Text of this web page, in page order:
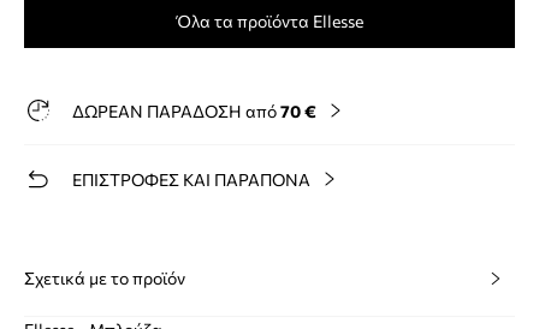
Όλα τα προϊόντα Ellesse
ΔΩΡΕΑΝ ΠΑΡΑΔΟΣΗ από70 €
ΕΠΙΣΤΡΟΦΕΣ ΚΑΙ ΠΑΡΑΠΟΝΑ
Σχετικά με το προϊόν